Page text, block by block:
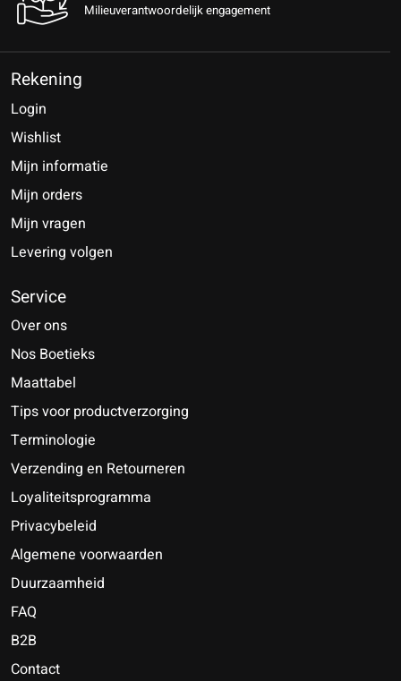
Milieuverantwoordelijk engagement
Rekening
Login
Wishlist
Mijn informatie
Mijn orders
Mijn vragen
Levering volgen
Service
Over ons
Nos Boetieks
Maattabel
Tips voor productverzorging
Terminologie
Verzending en Retourneren
Loyaliteitsprogramma
Privacybeleid
Algemene voorwaarden
Duurzaamheid
FAQ
B2B
Contact